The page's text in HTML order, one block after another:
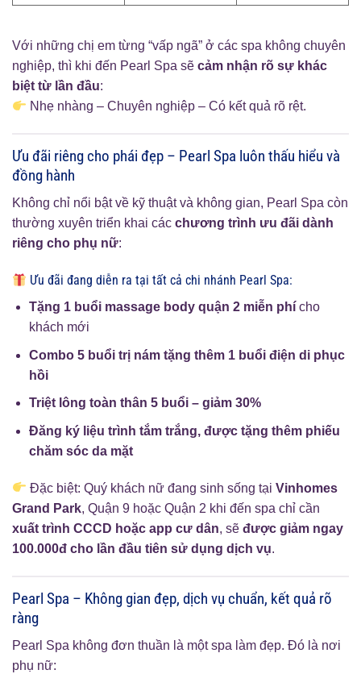
Với những chị em từng “vấp ngã” ở các spa không chuyên
nghiệp, thì khi đến Pearl Spa sẽ cảm nhận rõ sự khác
biệt từ lần đầu:
Nhẹ nhàng – Chuyên nghiệp – Có kết quả rõ rệt.
Ưu đãi riêng cho phái đẹp – Pearl Spa luôn thấu hiểu và
đồng hành
Không chỉ nổi bật về kỹ thuật và không gian, Pearl Spa còn
thường xuyên triển khai các chương trình ưu đãi dành
riêng cho phụ nữ:
Ưu đãi đang diễn ra tại tất cả chi nhánh Pearl Spa:
Tặng 1 buổi massage body quận 2 miễn phícho
khách mới
Combo 5 buổi trị nám tặng thêm 1 buổi điện di phục
hồi
Triệt lông toàn thân 5 buổi – giảm 30%
Đăng ký liệu trình tắm trắng, được tặng thêm phiếu
chăm sóc da mặt
Đặc biệt: Quý khách nữ đang sinh sống tạiVinhomes
Grand Park, Quận 9 hoặc Quận 2 khi đến spa chỉ cần
xuất trình CCCD hoặc app cư dân, sẽ được giảm ngay
100.000đ cho lần đầu tiên sử dụng dịch vụ.
Pearl Spa – Không gian đẹp, dịch vụ chuẩn, kết quả rõ
ràng
Pearl Spa không đơn thuần là một spa làm đẹp. Đó là nơi
phụ nữ: